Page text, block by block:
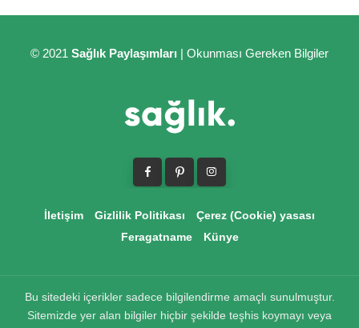
© 2021 Sağlık Paylaşımları | Okunması Gereken Bilgiler
İletişim Gizlilik Politikası
Çerez (Cookie) yasası
Feragatname
Künye
Bu sitedeki içerikler sadece bilgilendirme amaçlı sunulmuştur.
Sitemizde yer alan bilgiler hiçbir şekilde teşhis koymayı veya